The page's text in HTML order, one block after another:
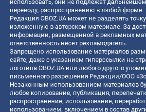
использовать, они не подлежат
переводу, распространению в любой форме.
Редакция OBOZ.UA может не разделять
изложенную в авторском материале. За
информации, размещенной в рекламных
ответственность несет рекламодатель.
Запрещено использование материалов
сайте, даже с указанием гиперссылки на
логотипа OBOZ.UA или любого другого
письменного разрешения Редакции/ООО
Незаконным использованием материалов
любое копирование, публикация,
распространение, использование,
использованием, включением в состав